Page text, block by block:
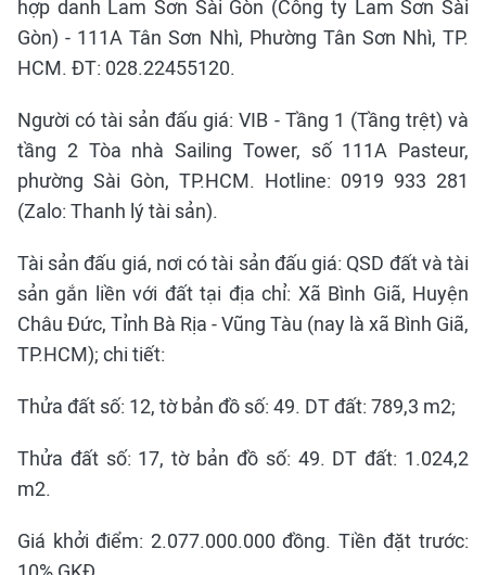
hợp danh Lam Sơn Sài Gòn (Công ty Lam Sơn Sài
Gòn) - 111A Tân Sơn Nhì, Phường Tân Sơn Nhì, TP.
HCM. ĐT: 028.22455120.
Người có tài sản đấu giá: VIB - Tầng 1 (Tầng trệt) và
tầng 2 Tòa nhà Sailing Tower, số 111A Pasteur,
phường Sài Gòn, TP.HCM. Hotline: 0919 933 281
(Zalo: Thanh lý tài sản).
Tài sản đấu giá, nơi có tài sản đấu giá: QSD đất và tài
sản gắn liền với đất tại địa chỉ: Xã Bình Giã, Huyện
Châu Đức, Tỉnh Bà Rịa - Vũng Tàu (nay là xã Bình Giã,
TP.HCM); chi tiết:
Thửa đất số: 12, tờ bản đồ số: 49. DT đất: 789,3 m2;
Thửa đất số: 17, tờ bản đồ số: 49. DT đất: 1.024,2
m2.
Giá khởi điểm: 2.077.000.000 đồng. Tiền đặt trước: